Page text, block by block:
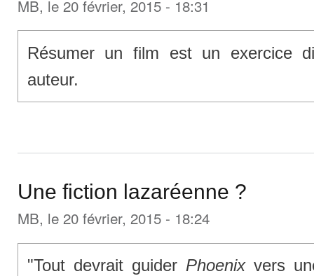
MB, le 20 février, 2015 - 18:31
Résumer un film est un exercice
auteur.
Une fiction lazaréenne ?
MB, le 20 février, 2015 - 18:24
"Tout devrait guider Phoenixvers